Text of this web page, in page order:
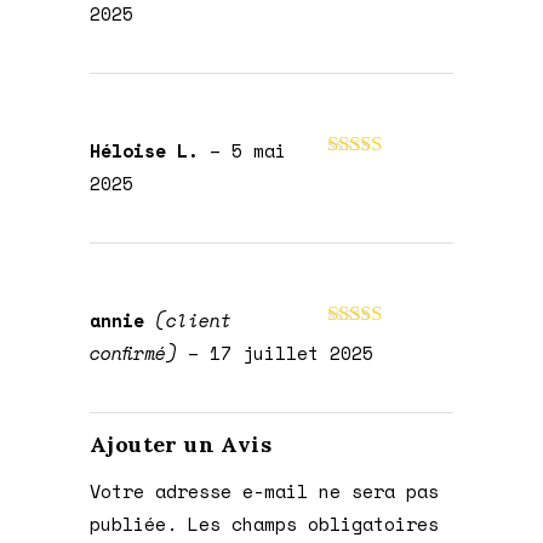
2025
Héloise L. – 5 mai
2025
Note
annie (client
confirmé) – 17 juillet 2025
Ajouter un Avis
Votre adresse e-mail ne sera pas
publiée. Les champs obligatoires